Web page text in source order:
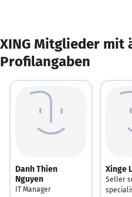
XING Mitglieder mit
Profilangaben
Danh Thien
Nguyen
IT Manager
Xinge
Seller